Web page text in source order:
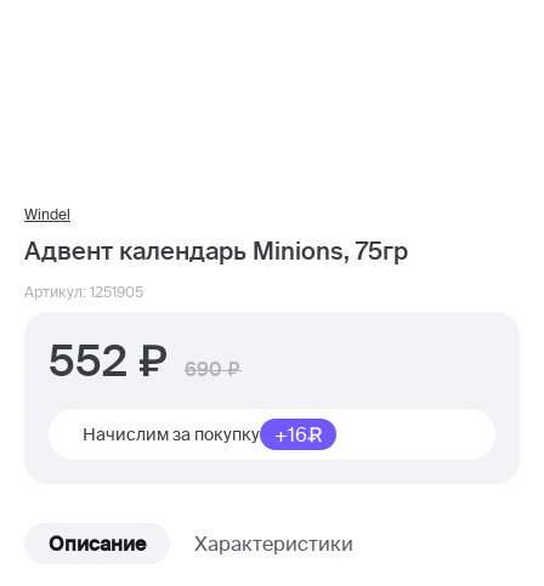
Windel
Адвент календарь Minions, 75гр
Артикул: 1251905
552 690
Начислим за покупку +16
Описание Характеристики